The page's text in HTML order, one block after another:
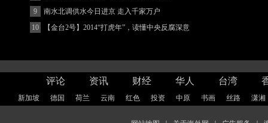
9
南水北调供水今日进京 走入千家万户
10
【金台2号】2014“打虎年”，读懂中央反腐深意
评论 资讯 财经 华人 台湾
新加坡 德国 荷兰 云南 红色 投资 中原 书画 丝路 潇湘